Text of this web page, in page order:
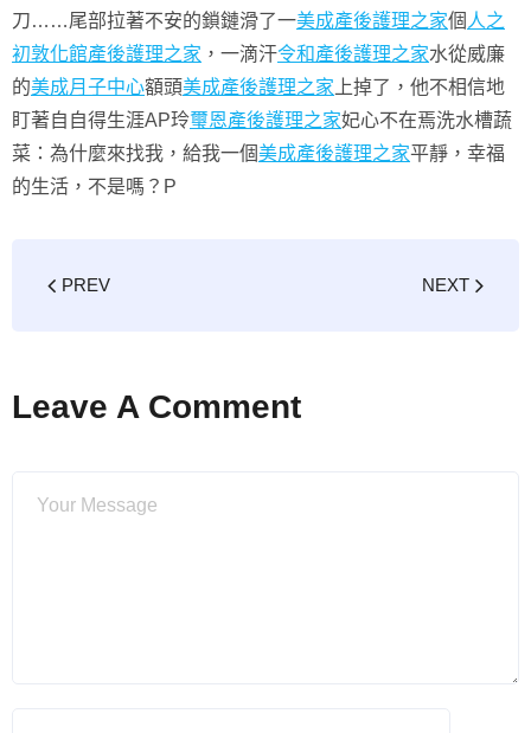
刀……尾部拉著不安的鎖鏈滑了一美成產後護理之家個 人之
初敦化館產後護理之家 ，一滴汗令和產後護理之家水從威廉
的美成月子中心額頭美成產後護理之家 上掉了，他不相信地
盯著自自得生涯AP玲璽恩產後護理之家妃心不在焉洗水槽蔬
菜：為什麼來找我，給我一個美成產後護理之家平靜，幸福
的生活，不是嗎？P
PREV NEXT
Leave A Comment